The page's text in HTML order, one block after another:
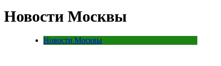
Новости Москвы
Новости Москвы